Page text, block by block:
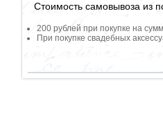
Стоимость самовывоза из
200 рублей при покупке на
При покупке свадебных